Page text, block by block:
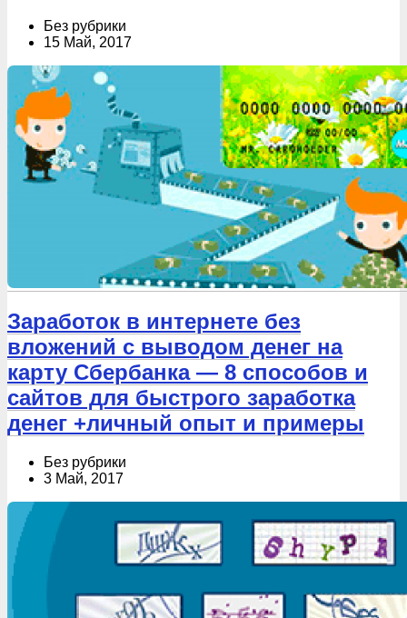
Без рубрики
15 Май, 2017
Заработок в интернете без
вложений с выводом денег на
карту Сбербанка — 8 способов и
сайтов для быстрого заработка
денег +личный опыт и примеры
Без рубрики
3 Май, 2017